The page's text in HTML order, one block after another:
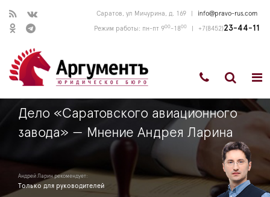
Саратов, ул Мичурина, д. 169 info@pravo-rus.com
Режим работы: пн-пт 900-1800 +7(8452)23-44-11
Дело «Саратовского авиационного
завода» — Мнение Андрея Ларина
Андрей Ларин рекомендует:
Только для руководителей